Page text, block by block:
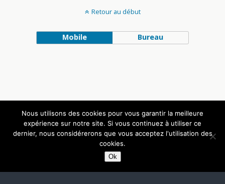
Retour au début
Mobile Bureau
Nous utilisons des cookies pour vous garantir la meilleure
expérience sur notre site. Si vous continuez à utiliser ce
dernier, nous considérerons que vous acceptez l'utilisation des
cookies.
Ok